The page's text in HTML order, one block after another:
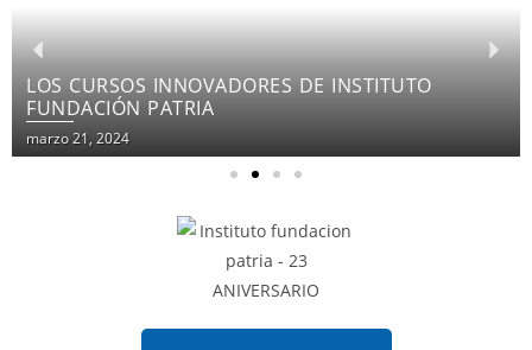
LOS CURSOS INNOVADORES DE INSTITUTO
FUNDACIÓN PATRIA
marzo 21, 2024